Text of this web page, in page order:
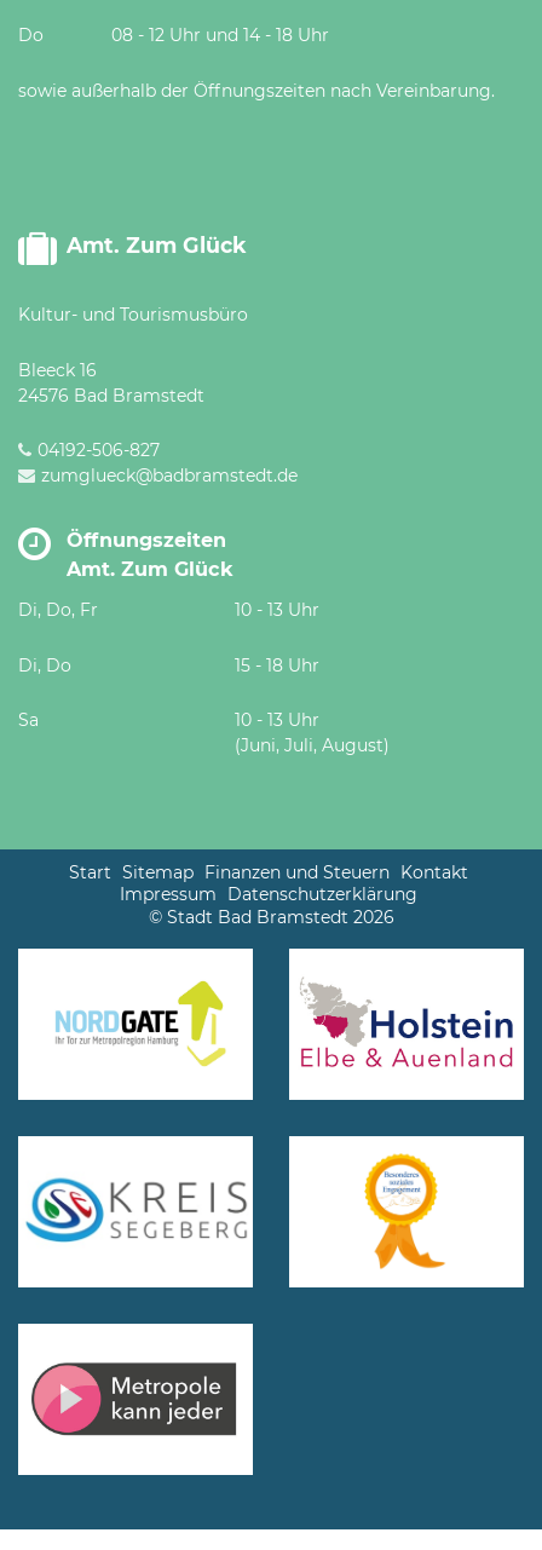
Do 08 - 12 Uhr und 14 - 18 Uhr
sowie außerhalb der Öffnungszeiten nach Vereinbarung.
Amt. Zum Glück
Kultur- und Tourismusbüro
Bleeck 16
24576 Bad Bramstedt
04192-506-827
zumglueck@badbramstedt.de
Öffnungszeiten
Amt. Zum Glück
Di, Do, Fr 10 - 13 Uhr
Di, Do 15 - 18 Uhr
Sa
10 - 13 Uhr
(Juni, Juli, August)
Start Sitemap Finanzen und Steuern Kontakt
Impressum
Datenschutzerklärung
© Stadt Bad Bramstedt 2026